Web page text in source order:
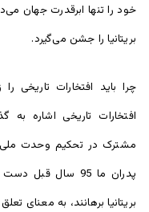
خود را تنها ابرقدرت جهان
بریتانیا را جشن می‌گیرد.
چرا باید افتخارات
افتخارات تاریخی اشاره
مشترک در تحکیم وحدت ملی
پدران ما 95 سال
بریتانیا برهانند، به معنای